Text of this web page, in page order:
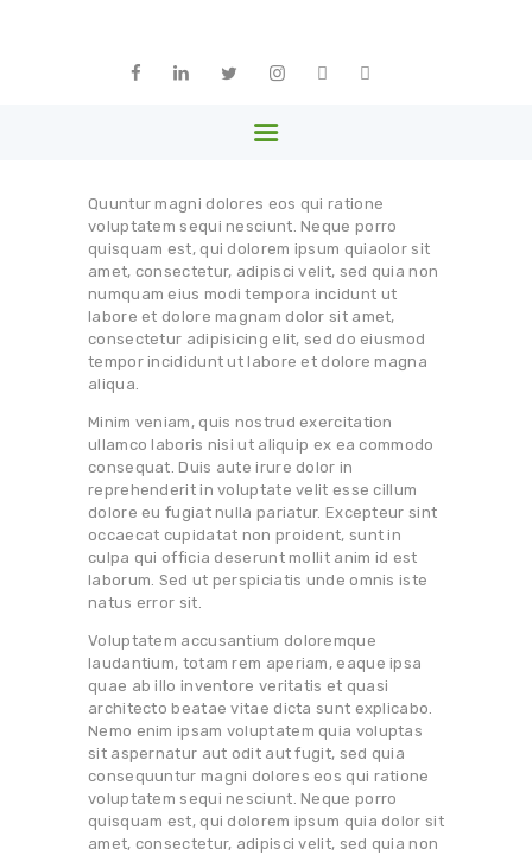
ARPHARMA
ՄԵՐ ՄԱՍԻՆ
ԳՈՐԾԸՆԿԵՐՆԵՐ
ԳՐԱԴԱՐԱՆ
ՊԱՏԿԵՐԱՍՐԱՀ
ԿԱՊ
ՀԱՅԵՐԵՆ
Quuntur magni dolores eos qui ratione
voluptatem sequi nesciunt. Neque porro
quisquam est, qui dolorem ipsum quiaolor sit
amet, consectetur, adipisci velit, sed quia non
numquam eius modi tempora incidunt ut
labore et dolore magnam dolor sit amet,
consectetur adipisicing elit, sed do eiusmod
tempor incididunt ut labore et dolore magna
aliqua.
Minim veniam, quis nostrud exercitation
ullamco laboris nisi ut aliquip ex ea commodo
consequat. Duis aute irure dolor in
reprehenderit in voluptate velit esse cillum
dolore eu fugiat nulla pariatur. Excepteur sint
occaecat cupidatat non proident, sunt in
culpa qui officia deserunt mollit anim id est
laborum. Sed ut perspiciatis unde omnis iste
natus error sit.
Voluptatem accusantium doloremque
laudantium, totam rem aperiam, eaque ipsa
quae ab illo inventore veritatis et quasi
architecto beatae vitae dicta sunt explicabo.
Nemo enim ipsam voluptatem quia voluptas
sit aspernatur aut odit aut fugit, sed quia
consequuntur magni dolores eos qui ratione
voluptatem sequi nesciunt. Neque porro
quisquam est, qui dolorem ipsum quia dolor sit
amet, consectetur, adipisci velit, sed quia non